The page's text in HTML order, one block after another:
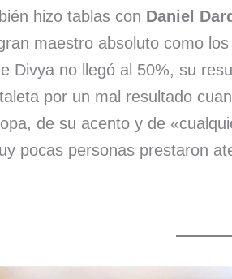
hizo tablas con Daniel
maestro absoluto como
Divya no llegó al 50%, su
por un mal resultado
de su acento y de
pocas personas prestaron